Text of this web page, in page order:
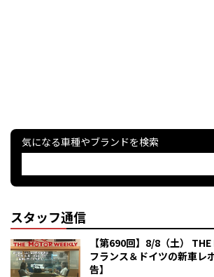
気になる車種やブランドを検索
スタッフ通信
【第690回】8/8（土）
フランス＆ドイツの新車レ
告】